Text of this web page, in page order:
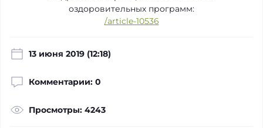
оздоровительных программ:
/article-10536
13 июня 2019 (12:18)
Комментарии: 0
Просмотры: 4243